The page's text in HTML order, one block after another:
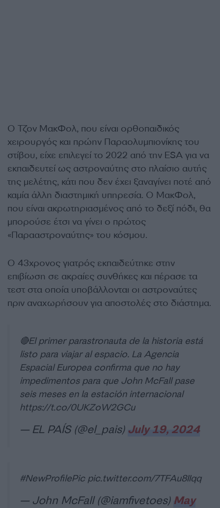
Ο Τζον ΜακΦολ, που είναι ορθοπαιδικός
χειρουργός και πρώην Παραολυμπιονίκης του
στίβου, είχε επιλεγεί το 2022 από την ESA για να
εκπαιδευτεί ως αστροναύτης στο πλαίσιο αυτής
της μελέτης, κάτι που δεν έχει ξαναγίνει ποτέ από
καμία άλλη διαστημική υπηρεσία. Ο ΜακΦολ,
που είναι ακρωτηριασμένος από το δεξί πόδι, θα
μπορούσε έτσι να γίνει ο πρώτος
«Παρααστροναύτης» του κόσμου.
Ο 43χρονος γιατρός εκπαιδεύτηκε στην
επιβίωση σε ακραίες συνθήκες και πέρασε τα
τεστ στα οποία υποβάλλονται οι αστροναύτες
πριν αναχωρήσουν για αποστολές στο διάστημα.
🔴El primer parastronauta de la historia está
listo para viajar al espacio. La Agencia
Espacial Europea confirma que no hay
impedimentos para que John McFall pase
seis meses en la estación internacional
https://t.co/0UKZoW2GCu
— EL PAÍS (@el_pais) July 19, 2024
#NewProfilePic pic.twitter.com/7TFAu8IIqq
— John McFall (@iamfivetoes) May